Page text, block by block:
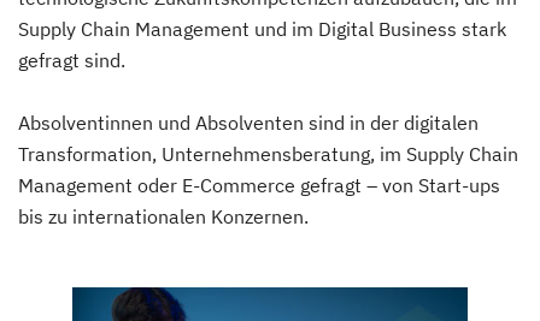
Supply Chain Management und im Digital Business stark
gefragt sind.
Absolventinnen und Absolventen sind in der digitalen
Transformation, Unternehmensberatung, im Supply Chain
Management oder E-Commerce gefragt – von Start-ups
bis zu internationalen Konzernen.